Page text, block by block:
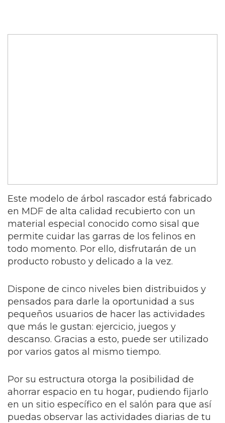
Este modelo de árbol rascador está fabricado
en MDF de alta calidad recubierto con un
material especial conocido como sisal que
permite cuidar las garras de los felinos en
todo momento. Por ello, disfrutarán de un
producto robusto y delicado a la vez.
Dispone de cinco niveles bien distribuidos y
pensados para darle la oportunidad a sus
pequeños usuarios de hacer las actividades
que más le gustan: ejercicio, juegos y
descanso. Gracias a esto, puede ser utilizado
por varios gatos al mismo tiempo.
Por su estructura otorga la posibilidad de
ahorrar espacio en tu hogar, pudiendo fijarlo
en un sitio específico en el salón para que así
puedas observar las actividades diarias de tu